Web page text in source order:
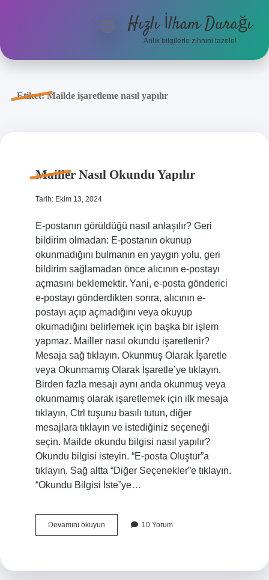
Anasayfa
menüyüHızlı İlham Durağı
Anlık bilgilerle zihnini tazele!
Etiket:Mailde işaretleme nasıl yapılır
Mailler Nasıl Okundu Yapılır
Tarih: Ekim 13, 2024
E-postanın görüldüğü nasıl anlaşılır? Geri
bildirim olmadan: E-postanın okunup
okunmadığını bulmanın en yaygın yolu, geri
bildirim sağlamadan önce alıcının e-postayı
açmasını beklemektir. Yani, e-posta gönderici
e-postayı gönderdikten sonra, alıcının e-
postayı açıp açmadığını veya okuyup
okumadığını belirlemek için başka bir işlem
yapmaz. Mailler nasıl okundu işaretlenir?
Mesaja sağ tıklayın. Okunmuş Olarak İşaretle
veya Okunmamış Olarak İşaretle’ye tıklayın.
Birden fazla mesajı aynı anda okunmuş veya
okunmamış olarak işaretlemek için ilk mesaja
tıklayın, Ctrl tuşunu basılı tutun, diğer
mesajlara tıklayın ve istediğiniz seçeneği
seçin. Mailde okundu bilgisi nasıl yapılır?
Okundu bilgisi isteyin. “E-posta Oluştur”a
tıklayın. Sağ altta “Diğer Seçenekler”e tıklayın.
“Okundu Bilgisi İste”ye…
Devamını okuyunMailler
Nasıl
10 Yorum